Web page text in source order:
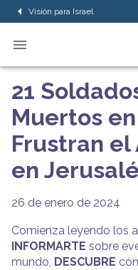
Visión para Israel
21
Muertos en
Frustran el
en
26 de enero de 2024
Comienza leyendo los
INFORMARTE sobre
mundo, DESCUBRE